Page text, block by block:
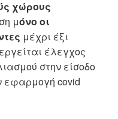
χώρους
μόνο οι
μέχρι έξι
έλεγχος
στην είσοδο
εφαρμογή covid